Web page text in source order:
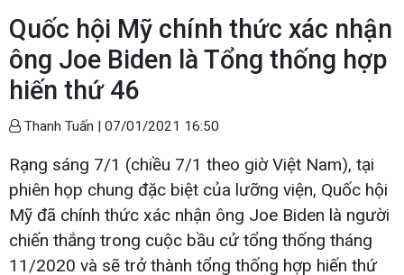
Quốc hội Mỹ chính thức xác nhận
ông Joe Biden là Tổng thống hợp
hiến thứ 46
Thanh Tuấn | 07/01/2021 16:50
Rạng sáng 7/1 (chiều 7/1 theo giờ Việt Nam), tại
phiên họp chung đặc biệt của lưỡng viện, Quốc hội
Mỹ đã chính thức xác nhận ông Joe Biden là người
chiến thắng trong cuộc bầu cử tổng thống tháng
11/2020 và sẽ trở thành tổng thống hợp hiến thứ